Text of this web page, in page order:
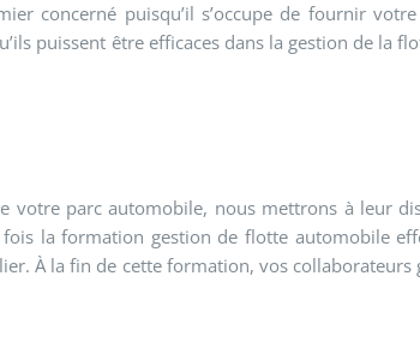
concerné puisqu’il s’occupe de fournir
puissent être efficaces dans la gestion de la
parc automobile, nous mettrons à leur
la formation gestion de flotte automobile
À la fin de cette formation, vos